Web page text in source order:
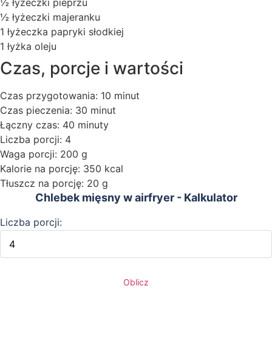
½ łyżeczki majeranku
1 łyżeczka papryki słodkiej
1 łyżka oleju
Czas, porcje i wartości
Czas przygotowania: 10 minut
Czas pieczenia: 30 minut
Łączny czas: 40 minuty
Liczba porcji: 4
Waga porcji: 200 g
Kalorie na porcję: 350 kcal
Tłuszcz na porcję: 20 g
Chlebek mięsny w airfryer - Kalkulator
Liczba porcji:
Oblicz